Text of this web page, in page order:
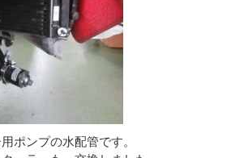
ポンプの水配管です。